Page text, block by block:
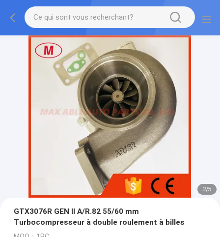
2/5
GTX3076R GEN II A/R.82 55/60 mm
Turbocompresseur à double roulement à billes